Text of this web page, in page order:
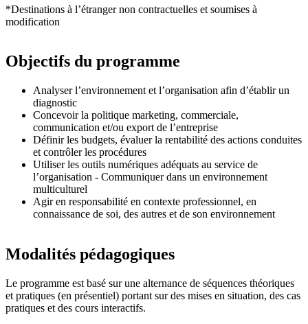
*Destinations à l’étranger non contractuelles et soumises à
modification
Objectifs du programme
Analyser l’environnement et l’organisation afin d’établir un
diagnostic
Concevoir la politique marketing, commerciale,
communication et/ou export de l’entreprise
Définir les budgets, évaluer la rentabilité des actions conduites
et contrôler les procédures
Utiliser les outils numériques adéquats au service de
l’organisation - Communiquer dans un environnement
multiculturel
Agir en responsabilité en contexte professionnel, en
connaissance de soi, des autres et de son environnement
Modalités pédagogiques
Le programme est basé sur une alternance de séquences théoriques
et pratiques (en présentiel) portant sur des mises en situation, des cas
pratiques et des cours interactifs.